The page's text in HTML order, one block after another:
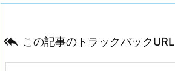
 この記事のトラックバックURL